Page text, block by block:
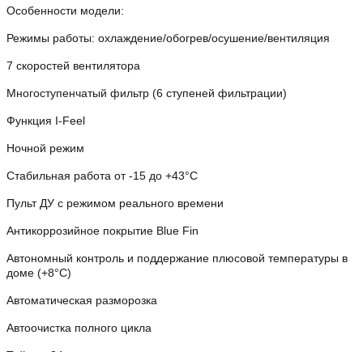
Особенности модели:
Режимы работы: охлаждение/обогрев/осушение/вентиляция
7 скоростей вентилятора
Многоступенчатый фильтр (6 ступеней фильтрации)
Функция I-Feel
Ночной режим
Стабильная работа от -15 до +43°C
Пульт ДУ с режимом реального времени
Антикоррозийное покрытие Blue Fin
Автономный контроль и поддержание плюсовой температуры в
доме (+8°C)
Автоматическая разморозка
Автоочистка полного цикла